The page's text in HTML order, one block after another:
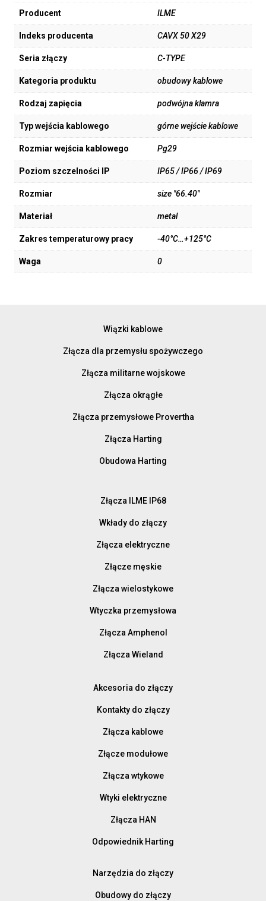
Producent ILME
Indeks producenta CAVX 50 X29
Seria złączy C-TYPE
Kategoria produktu obudowy kablowe
Rodzaj zapięcia podwójna klamra
Typ wejścia kablowego górne wejście kablowe
Rozmiar wejścia kablowego Pg29
Poziom szczelności IP IP65 / IP66 / IP69
Rozmiar size "66.40"
Materiał metal
Zakres temperaturowy pracy -40°C…+125°C
Waga 0
Wiązki kablowe
Złącza dla przemysłu spożywczego
Złącza militarne wojskowe
Złącza okrągłe
Złącza przemysłowe Provertha
Złącza Harting
Obudowa Harting
Złącza ILME IP68
Wkłady do złączy
Złącza elektryczne
Złącze męskie
Złącza wielostykowe
Wtyczka przemysłowa
Złącza Amphenol
Złącza Wieland
Akcesoria do złączy
Kontakty do złączy
Złącza kablowe
Złącze modułowe
Złącza wtykowe
Wtyki elektryczne
Złącza HAN
Odpowiednik Harting
Narzędzia do złączy
Obudowy do złączy